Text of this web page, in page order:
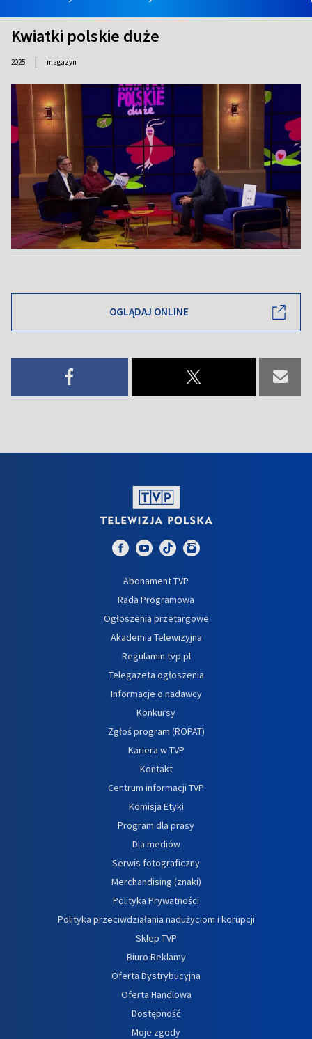
Kwiatki polskie duże
2025 | magazyn
OGLĄDAJ ONLINE
Abonament TVP
Rada Programowa
Ogłoszenia przetargowe
Akademia Telewizyjna
Regulamin tvp.pl
Telegazeta ogłoszenia
Informacje o nadawcy
Konkursy
Zgłoś program (ROPAT)
Kariera w TVP
Kontakt
Centrum informacji TVP
Komisja Etyki
Program dla prasy
Dla mediów
Serwis fotograficzny
Merchandising (znaki)
Polityka Prywatności
Polityka przeciwdziałania nadużyciom i korupcji
Sklep TVP
Biuro Reklamy
Oferta Dystrybucyjna
Oferta Handlowa
Dostępność
Moje zgody